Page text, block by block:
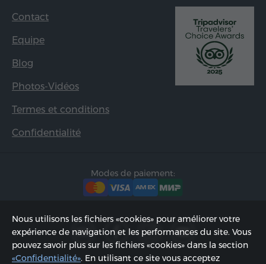
Contact
Equipe
Blog
Photos-Vidéos
Termes et conditions
Confidentialité
Modes de paiement:
Nous utilisons les fichiers «cookies» pour améliorer votre
expérience de navigation et les performances du site. Vous
pouvez savoir plus sur les fichiers «cookies» dans la section
«Confidentialité». En utilisant ce site vous acceptez